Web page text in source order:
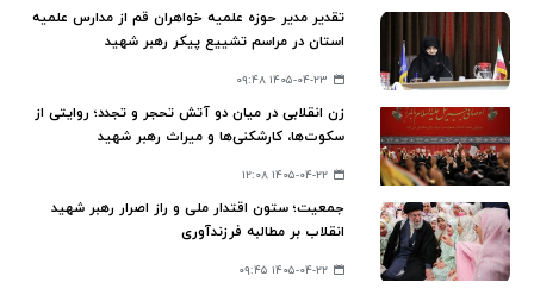
تقدیر مدیر حوزه علمیه خواهران قم از مدارس علمیه
استان در مراسم تشییع پیکر رهبر شهید
۱۴۰۵-۰۴-۲۳ ۰۹:۴۸
زن انقلابی در میان دو آتش تحجر و تجدد؛ روایتی از
سکوت‌ها، کارشکنی‌ها و میراث رهبر شهید
۱۴۰۵-۰۴-۲۲ ۱۲:۰۸
جمعیت؛ ستون اقتدار ملی و راز اصرار رهبر شهید
انقلاب بر مطالبه فرزندآوری
۱۴۰۵-۰۴-۲۲ ۰۹:۴۵